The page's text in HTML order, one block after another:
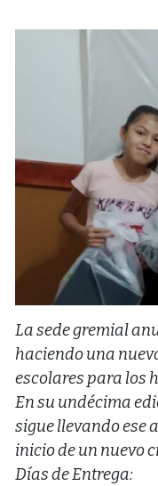
La sede gremial
haciendo una
escolares para los
En su undécima
sigue llevando ese
inicio de un nuevo
Días de Entrega: